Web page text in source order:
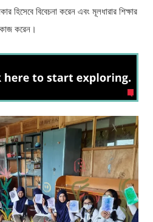
হিসেবে বিবেচনা করেন এবং মূলধারার শিক্ষার
করেন।